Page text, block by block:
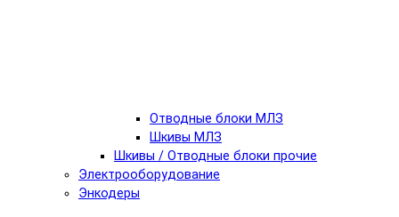
Отводные блоки МЛЗ
Шкивы МЛЗ
Шкивы / Отводные блоки прочие
Электрооборудование
Энкодеры